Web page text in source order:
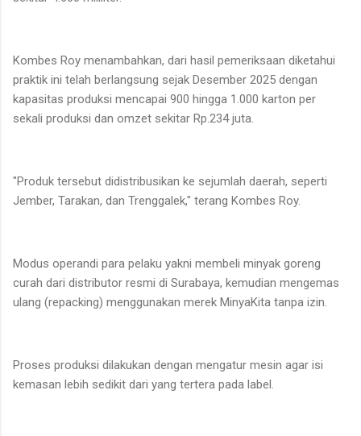
Kombes Roy menambahkan, dari hasil pemeriksaan diketahui
praktik ini telah berlangsung sejak Desember 2025 dengan
kapasitas produksi mencapai 900 hingga 1.000 karton per
sekali produksi dan omzet sekitar Rp.234 juta.
"Produk tersebut didistribusikan ke sejumlah daerah, seperti
Jember, Tarakan, dan Trenggalek," terang Kombes Roy.
Modus operandi para pelaku yakni membeli minyak goreng
curah dari distributor resmi di Surabaya, kemudian mengemas
ulang (repacking) menggunakan merek MinyaKita tanpa izin.
Proses produksi dilakukan dengan mengatur mesin agar isi
kemasan lebih sedikit dari yang tertera pada label.